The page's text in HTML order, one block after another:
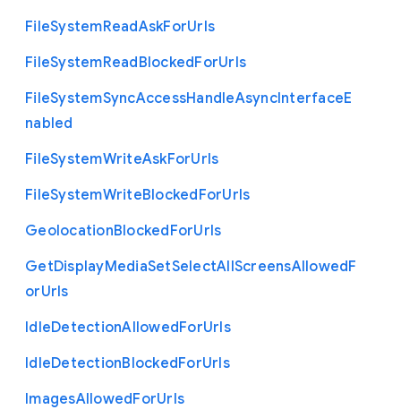
FileSystemReadAskForUrls
FileSystemReadBlockedForUrls
FileSystemSyncAccessHandleAsyncInterfaceE
nabled
FileSystemWriteAskForUrls
FileSystemWriteBlockedForUrls
GeolocationBlockedForUrls
GetDisplayMediaSetSelectAllScreensAllowedF
orUrls
IdleDetectionAllowedForUrls
IdleDetectionBlockedForUrls
ImagesAllowedForUrls